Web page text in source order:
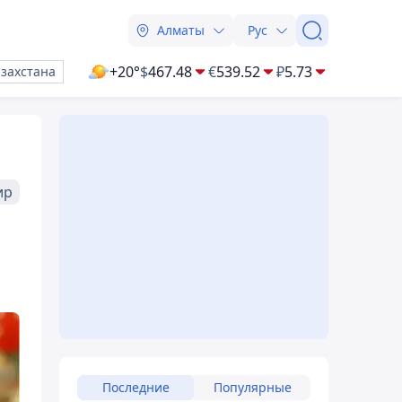
Алматы Рус
+20°$467.48 €539.52 ₽5.73
Последние Популярные